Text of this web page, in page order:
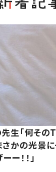
生「何そのT
かの光景
ー！！」